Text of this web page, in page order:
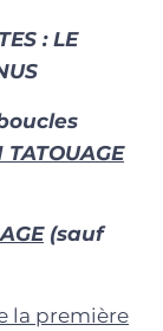
: LE
TATOUAGE
(sauf
la première